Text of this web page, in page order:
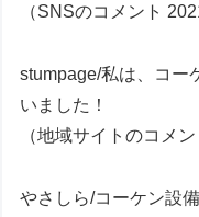
（SNSのコメント
stumpage/私は、コー
いました！
（地域サイトのコメ
やさしら/コーケン